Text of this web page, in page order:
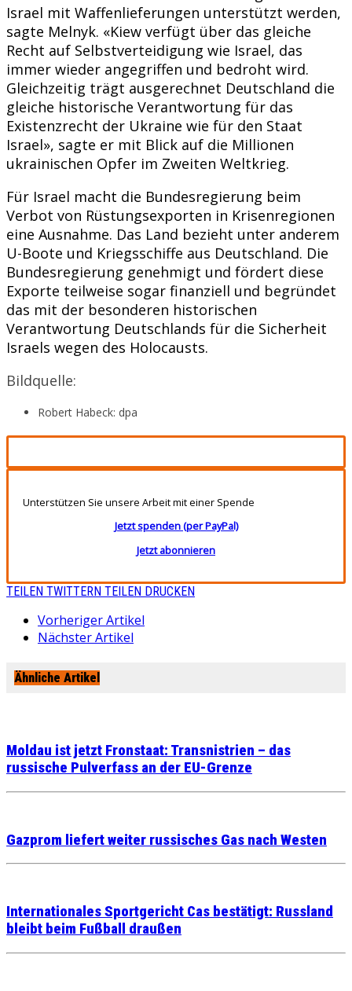
Israel mit Waffenlieferungen unterstützt werden,
sagte Melnyk. «Kiew verfügt über das gleiche
Recht auf Selbstverteidigung wie Israel, das
immer wieder angegriffen und bedroht wird.
Gleichzeitig trägt ausgerechnet Deutschland die
gleiche historische Verantwortung für das
Existenzrecht der Ukraine wie für den Staat
Israel», sagte er mit Blick auf die Millionen
ukrainischen Opfer im Zweiten Weltkrieg.
Für Israel macht die Bundesregierung beim
Verbot von Rüstungsexporten in Krisenregionen
eine Ausnahme. Das Land bezieht unter anderem
U-Boote und Kriegsschiffe aus Deutschland. Die
Bundesregierung genehmigt und fördert diese
Exporte teilweise sogar finanziell und begründet
das mit der besonderen historischen
Verantwortung Deutschlands für die Sicherheit
Israels wegen des Holocausts.
Bildquelle:
Robert Habeck: dpa
Unterstützen Sie unsere Arbeit mit einer Spende
Jetzt spenden (per PayPal)
Jetzt abonnieren
TEILEN TWITTERN TEILEN DRUCKEN
Vorheriger Artikel
Nächster Artikel
Ähnliche Artikel
Moldau ist jetzt Fronstaat: Transnistrien – das
russische Pulverfass an der EU-Grenze
Gazprom liefert weiter russisches Gas nach Westen
Internationales Sportgericht Cas bestätigt: Russland
bleibt beim Fußball draußen